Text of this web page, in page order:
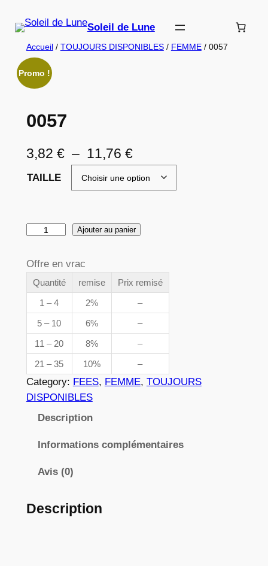
contenu
Soleil de Lune
Accueil/ TOUJOURS DISPONIBLES/ FEMME/ 0057
Promo !
0057
3,82 € – 11,76 €P
l
a
e
e
p
x
,
TAILLE
a
t
d
0
0
Ajouter au panier
Offre en vrac
Quantité remise
Prix remisé
1 – 4
2%
–
5 – 10
6%
–
11 – 20
8%
–
21 – 35
10% –
Category: FEES, FEMME, TOUJOURS
DISPONIBLES
Description
Informations complémentaires
Avis (0)
Description